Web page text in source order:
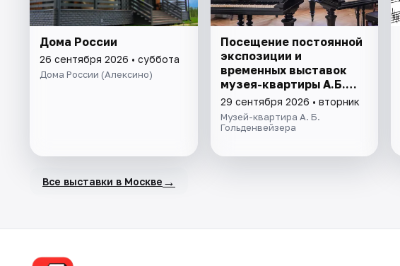
Дома России
26 сентября 2026 • суббота
Дома России (Алексино)
Посещение постоянной
экспозиции и
временных выставок
музея-квартиры А.Б.
Гольденвейзера
29 сентября 2026 • вторник
Музей-квартира А. Б.
Гольденвейзера
Все выставки в Москве →